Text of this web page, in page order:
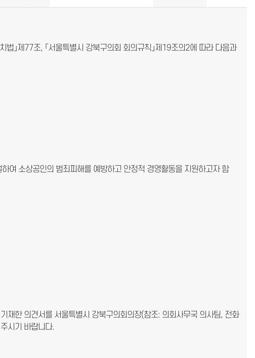
」제77조, 「서울특별시 강북구의회 회의규칙」제19조의2에 따라 다음과
여 소상공인의 범죄피해를 예방하고 안정적 경영활동을 지원하고자 함
한 의견서를 서울특별시 강북구의회의장(참조: 의회사무국 의사팀, 전화
시기 바랍니다.